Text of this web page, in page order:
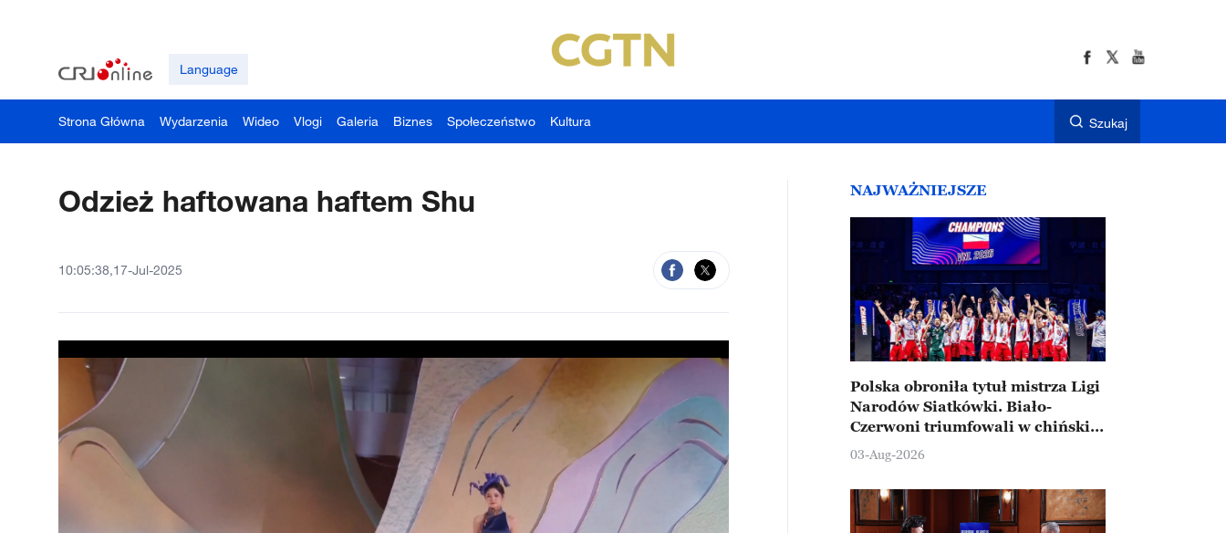
Language
Strona Główna Wydarzenia Wideo Vlogi Galeria Biznes Społeczeństwo Kultura Szukaj
Odzież haftowana haftem Shu
10:05:38,17-Jul-2025
NAJWAŻNIEJSZE
Polska obroniła tytuł mistrza Ligi
Narodów Siatkówki. Biało-
Czerwoni triumfowali w chińskim
Ningbo
03-Aug-2026